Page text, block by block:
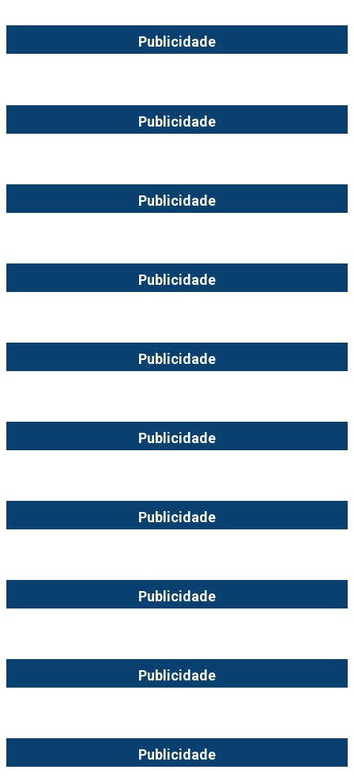
Publicidade
Publicidade
Publicidade
Publicidade
Publicidade
Publicidade
Publicidade
Publicidade
Publicidade
Publicidade